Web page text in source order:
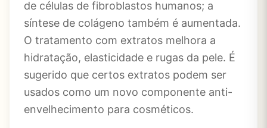
de células de fibroblastos humanos; a
síntese de colágeno também é aumentada.
O tratamento com extratos melhora a
hidratação, elasticidade e rugas da pele. É
sugerido que certos extratos podem ser
usados ​​como um novo componente anti-
envelhecimento para cosméticos.